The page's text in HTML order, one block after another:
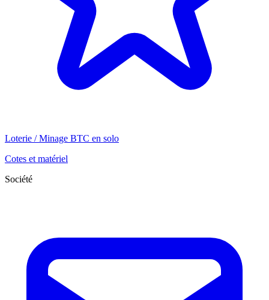
Loterie / Minage BTC en solo
Cotes et matériel
Société